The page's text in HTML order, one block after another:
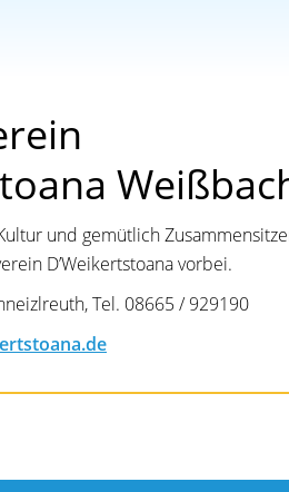
und gemütlich
D’Weikertstoana vorbei.
Tel. 08665 / 929190